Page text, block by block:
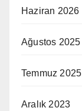
Haziran 2026
Ağustos 2025
Temmuz 2025
Aralık 2023